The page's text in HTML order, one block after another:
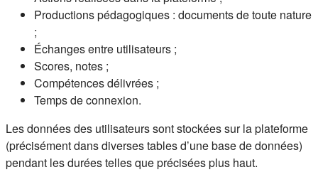
Productions pédagogiques : documents de toute nature
;
Échanges entre utilisateurs ;
Scores, notes ;
Compétences délivrées ;
Temps de connexion.
Les données des utilisateurs sont stockées sur la plateforme
(précisément dans diverses tables d’une base de données)
pendant les durées telles que précisées plus haut.